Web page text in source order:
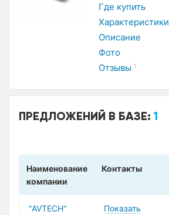
Где купить
Характеристики
Описание
Фото
Отзывы 1
ПРЕДЛОЖЕНИЙ В БАЗЕ:1
Наименование
компании
Контакты
"AVTECH"
Показать